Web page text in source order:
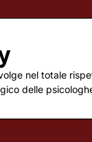
nel totale
delle